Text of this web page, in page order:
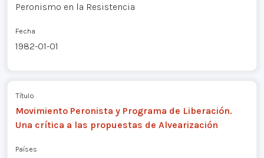
Peronismo en la Resistencia
Fecha
1982-01-01
Título
Movimiento Peronista y Programa de Liberación.
Una crítica a las propuestas de Alvearización
Países